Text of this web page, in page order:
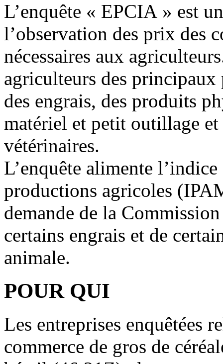
L’enquête « EPCIA » est
l’observation des prix des
nécessaires aux
agriculteurs des
des engrais, des produits
matériel et petit outillage
vétérinaires.
L’enquête alimente
productions agricoles
demande de la
certains engrais et de
animale.
POUR QUI
Les entreprises enquêtées
commerce de gros de